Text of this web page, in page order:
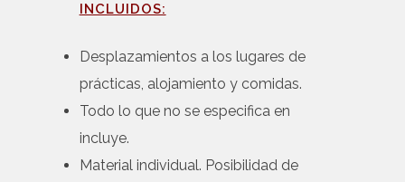
INCLUIDOS:
Desplazamientos a los lugares de
prácticas, alojamiento y comidas.
Todo lo que no se especifica en
incluye.
Material individual. Posibilidad de